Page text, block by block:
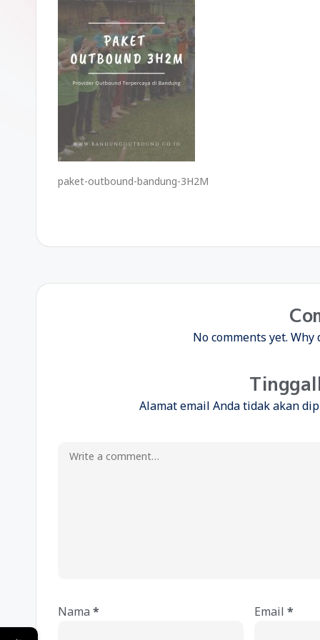
paket-outbound-bandung-3H2M
No comments yet. Why
Alamat email Anda tidak akan
Nama * Email *
e